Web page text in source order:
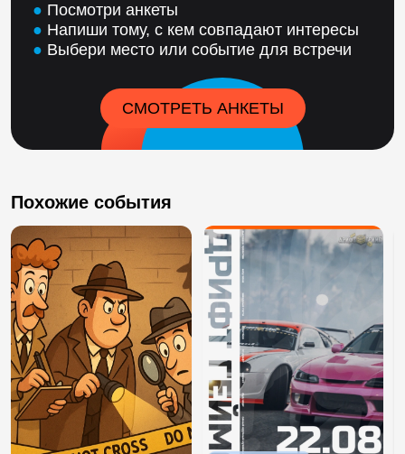
● Посмотри анкеты
● Напиши тому, с кем совпадают интересы
● Выбери место или событие для встречи
СМОТРЕТЬ АНКЕТЫ
Похожие события